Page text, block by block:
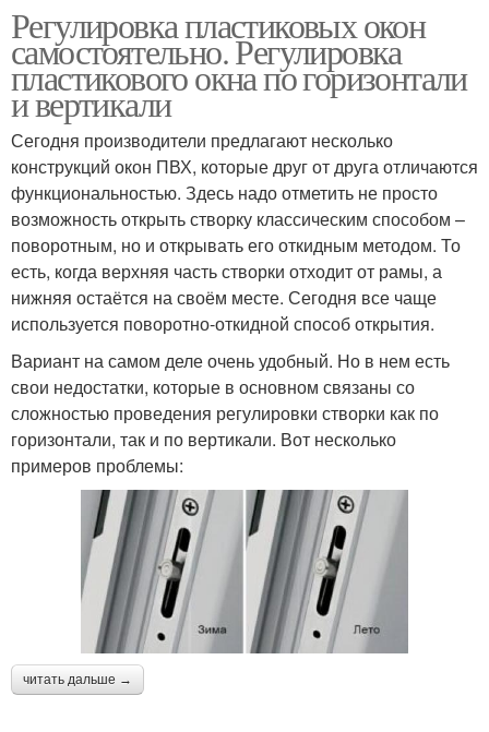
Регулировка пластиковых окон
самостоятельно. Регулировка
пластикового окна по горизонтали
и вертикали
Сегодня производители предлагают несколько
конструкций окон ПВХ, которые друг от друга отличаются
функциональностью. Здесь надо отметить не просто
возможность открыть створку классическим способом –
поворотным, но и открывать его откидным методом. То
есть, когда верхняя часть створки отходит от рамы, а
нижняя остаётся на своём месте. Сегодня все чаще
используется поворотно-откидной способ открытия.
Вариант на самом деле очень удобный. Но в нем есть
свои недостатки, которые в основном связаны со
сложностью проведения регулировки створки как по
горизонтали, так и по вертикали. Вот несколько
примеров проблемы:
читать дальше →